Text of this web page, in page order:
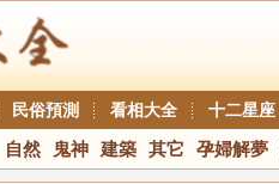
民俗預測 看相大全 十二星座
自然 鬼神 建築 其它 孕婦解夢